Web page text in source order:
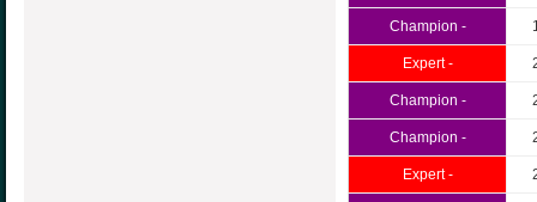
Champion -
Expert -
Champion -
Champion -
Expert -